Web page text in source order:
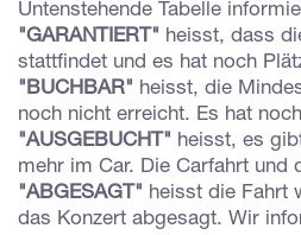
Untenstehende Tabelle
"GARANTIERT" heisst, dass
stattfindet und es hat noch
"BUCHBAR" heisst, die
noch nicht erreicht. Es hat
"AUSGEBUCHT" heisst, es
mehr im Car. Die Carfahrt und
"ABGESAGT" heisst die Fahrt
das Konzert abgesagt. Wir